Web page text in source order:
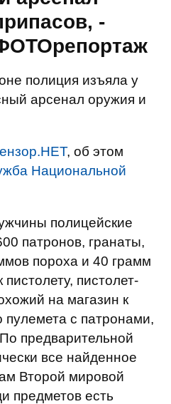
-
полиция изъяла у
арсенал оружия и
, об этом
Национальной
полицейские
патронов, гранаты,
пороха и 40 грамм
пистолет-
на магазин к
пулемета с патронами,
предварительной
все найденное
Второй мировой
предметов есть